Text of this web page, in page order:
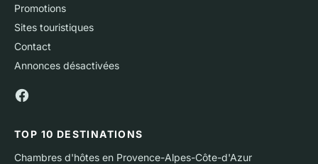
Promotions
Sites touristiques
Contact
Annonces désactivées
TOP 10 DESTINATIONS
Chambres d'hôtes en Provence-Alpes-Côte-d'Azur